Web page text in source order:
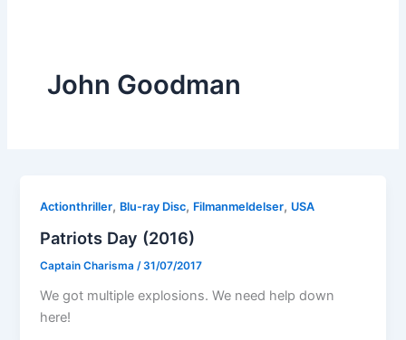
John Goodman
Actionthriller, Blu-ray Disc, Filmanmeldelser, USA
Patriots Day (2016)
Captain Charisma/31/07/2017
We got multiple explosions. We need help down
here!